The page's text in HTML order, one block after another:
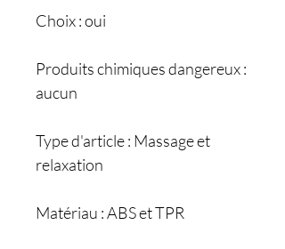
Choix : oui
Produits chimiques dangereux :
aucun
Type d'article : Massage et
relaxation
Matériau : ABS et TPR